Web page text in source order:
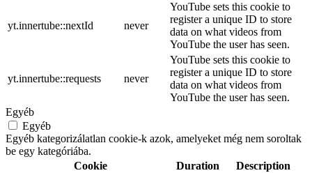
yt.innertube::nextId never
YouTube sets this cookie to
register a unique ID to store
data on what videos from
YouTube the user has seen.
yt.innertube::requests never
YouTube sets this cookie to
register a unique ID to store
data on what videos from
YouTube the user has seen.
Egyéb
Egyéb
Egyéb kategorizálatlan cookie-k azok, amelyeket még nem soroltak
be egy kategóriába.
Cookie
Duration Description